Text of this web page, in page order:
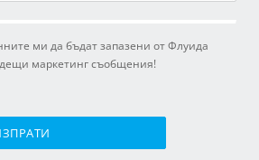
ми да бъдат запазени от Флуида
маркетинг съобщения!